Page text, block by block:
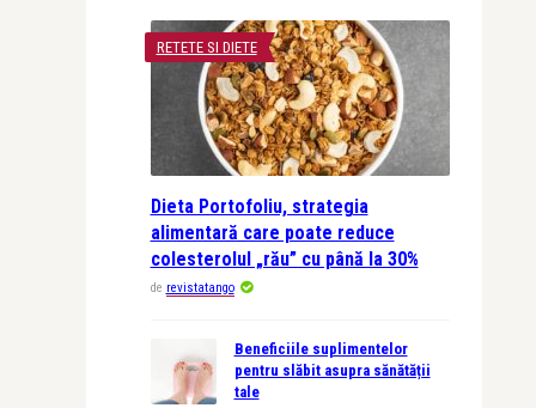
RETETE SI DIETE
Dieta Portofoliu, strategia
alimentară care poate reduce
colesterolul „rău” cu până la 30%
de revistatango
Beneficiile suplimentelor
pentru slăbit asupra sănătății
tale